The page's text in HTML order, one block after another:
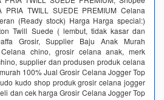
PRIA TWILL SUEDE PREMIUM Celana
(Ready stock) Harga Harga special:)
Twill Suede ( lembut, tidak kasar dan
Grosir, Supplier Baju Anak Murah
chino, grosir celana anak, merk
supplier dan produsen produk celana
100% Jual Grosir Celana Jogger Top
kudo shop produk grosir celana jogger
dan cek harga Grosir Celana Jogger Top